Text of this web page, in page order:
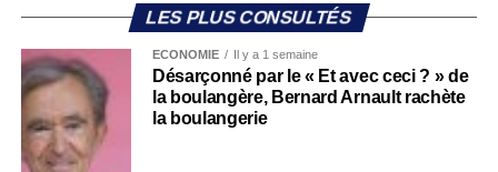
LES PLUS CONSULTÉS
ECONOMIE Il y a 1 semaine
Désarçonné par le « Et avec ceci ? » de
la boulangère, Bernard Arnault rachète
la boulangerie